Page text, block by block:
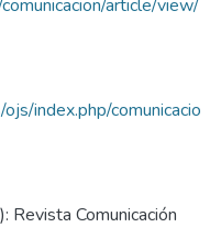
article/view/
index.php/comunicacio
Revista Comunicación